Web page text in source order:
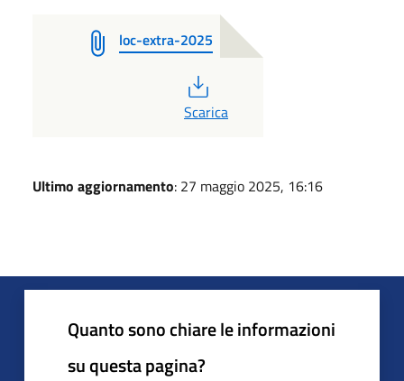
loc-extra-2025
PDF
Scarica
Ultimo aggiornamento: 27 maggio 2025, 16:16
Quanto sono chiare le informazioni
su questa pagina?